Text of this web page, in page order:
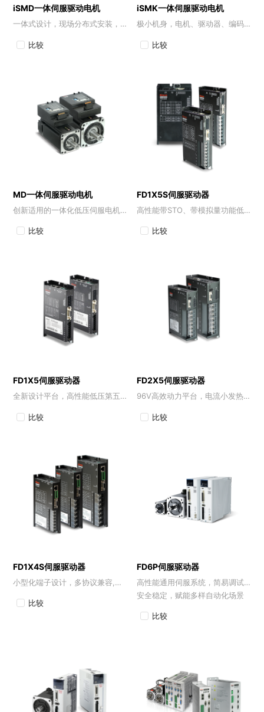
iSMD一体伺服驱动电机
一体式设计，现场分布式安装，高效利用空间
比较
iSMK一体伺服驱动电机
极小机身，电机、驱动器、编码器和抱闸等高度集成
比较
MD一体伺服驱动电机
创新适用的一体化低压伺服电机，减少接线，节省空间
比较
FD1X5S伺服驱动器
高性能带STO、带模拟量功能低压伺服驱动器
比较
FD1X5伺服驱动器
全新设计平台，高性能低压第五代伺服驱动器
比较
FD2X5伺服驱动器
96V高效动力平台，电流小发热低，以更高扭矩密度赋能重载移动机器人
比较
FD1X4S伺服驱动器
小型化端子设计，多协议兼容,为紧凑型设备赋能
比较
FD6P伺服驱动器
高性能通用伺服系统，简易调试，
安全稳定，赋能多样自动化场景
比较